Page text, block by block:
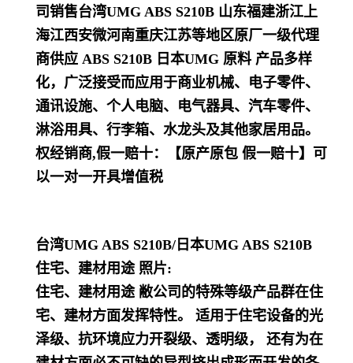
司销售台湾UMG ABS S210B 山东福建浙江上
海江西安微河南重庆江苏等地区原厂一级代理
商供应 ABS S210B 日本UMG 原料 产品多样
化， 广泛接受而应用于商业机械、电子零件、
通讯设施、个人电脑、电气器具、汽车零件、
淋浴用具、行李箱、水龙头及其他家居用品。
权经销商,假一赔十：【原产原包 假一赔十】可
以一对一开具增值税
台湾UMG ABS S210B/日本UMG ABS S210B
住宅、建材用途 照片:
住宅、建材用途 敝公司的特殊等级产品群在住
宅、建材方面发挥特性。 适用于住宅设备的光
泽级、抗环境应力开裂级、透明级， 还有为在